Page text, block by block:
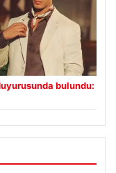
bulundu: